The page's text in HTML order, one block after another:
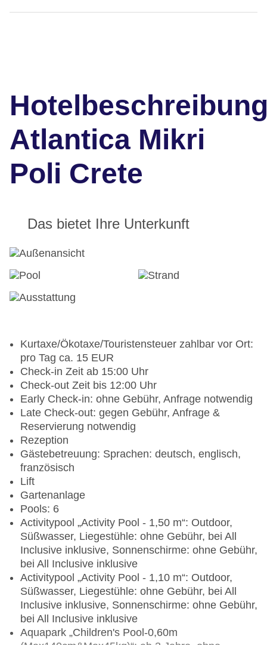
Atlantica Mikri
Poli Crete
Das bietet Ihre Unterkunft
Kurtaxe/Ökotaxe/Touristensteuer zahlbar vor Ort:
pro Tag ca. 15 EUR
Check-in Zeit ab 15:00 Uhr
Check-out Zeit bis 12:00 Uhr
Early Check-in: ohne Gebühr, Anfrage notwendig
Late Check-out: gegen Gebühr, Anfrage &
Reservierung notwendig
Rezeption
Gästebetreuung: Sprachen: deutsch, englisch,
französisch
Lift
Gartenanlage
Pools: 6
Activitypool „Activity Pool - 1,50 m“: Outdoor,
Süßwasser, Liegestühle: ohne Gebühr, bei All
Inclusive inklusive, Sonnenschirme: ohne Gebühr,
bei All Inclusive inklusive
Activitypool „Activity Pool - 1,10 m“: Outdoor,
Süßwasser, Liegestühle: ohne Gebühr, bei All
Inclusive inklusive, Sonnenschirme: ohne Gebühr,
bei All Inclusive inklusive
Aquapark „Children's Pool-0,60m